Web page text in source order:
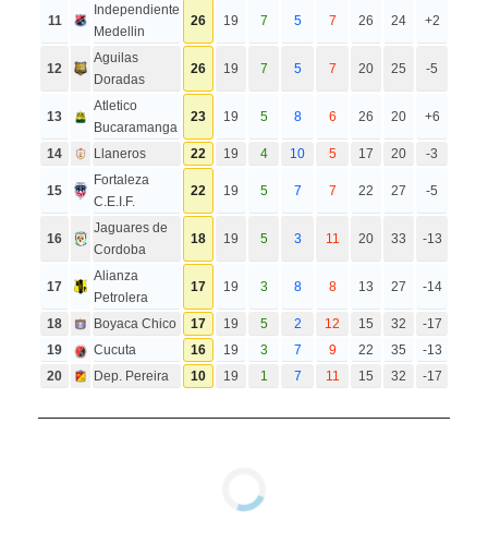
11
Independiente
Medellin
26 19 7 5 7 26 24 +2
12
Aguilas
Doradas
26 19 7 5 7 20 25 -5
13
Atletico
Bucaramanga
23 19 5 8 6 26 20 +6
14 Llaneros 22 19 4 10 5 17 20 -3
15
Fortaleza
C.E.I.F.
22 19 5 7 7 22 27 -5
16
Jaguares de
Cordoba
18 19 5 3 11 20 33 -13
17
Alianza
Petrolera
17 19 3 8 8 13 27 -14
18 Boyaca Chico 17 19 5 2 12 15 32
-17
19
Cucuta 16 19 3 7 9 22 35
-13
20
Dep. Pereira 10 19 1 7 11 15 32 -17